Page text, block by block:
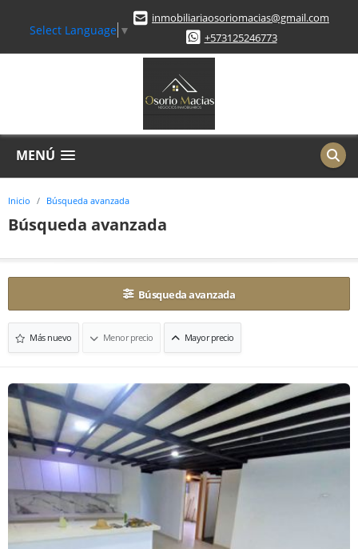
Select Language ▼
inmobiliariaosoriomacias@gmail.com
+573125246773
MENÚ
Inicio Búsqueda avanzada
Búsqueda avanzada
Búsqueda avanzada
Más nuevo Menor precio Mayor precio